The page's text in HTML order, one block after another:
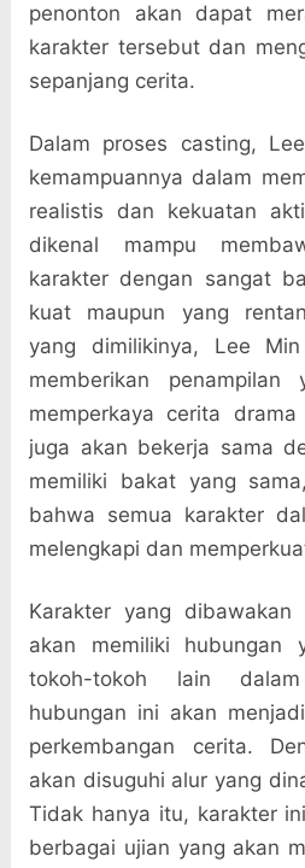
penonton akan dapat
karakter tersebut dan
sepanjang cerita.
Dalam proses casting,
kemampuannya dalam
realistis dan kekuatan
dikenal mampu
karakter dengan sangat
kuat maupun yang
yang dimilikinya, Lee
memberikan penampilan
memperkaya cerita
juga akan bekerja sama
memiliki bakat yang
bahwa semua karakter
melengkapi dan
Karakter yang
akan memiliki hubungan
tokoh-tokoh lain
hubungan ini akan
perkembangan cerita.
akan disuguhi alur yang
Tidak hanya itu, karakter
berbagai ujian yang akan